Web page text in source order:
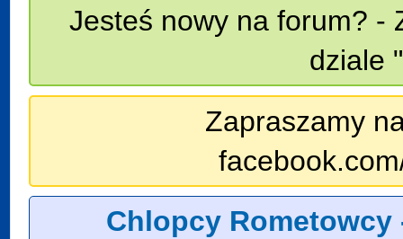
Jesteś nowy na forum? -
dziale
Zapraszamy
Chlopcy Rometowcy